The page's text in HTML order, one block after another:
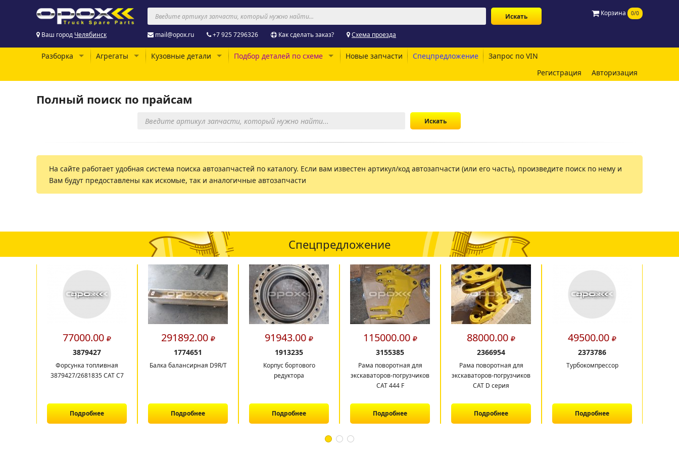
Корзина 0/0
Ваш город Челябинск mail@opox.ru +7 925 7296326 Как сделать заказ? Схема проезда
Разборка Агрегаты Кузовные детали Подбор деталей по схеме Новые запчасти Спецпредложение
Запрос по VIN
Регистрация
Авторизация
Полный поиск по прайсам
На сайте работает удобная система поиска автозапчастей по каталогу. Если вам известен артикул/код автозапчасти (или его часть), произведите поиск по нему и
Вам будут предоставлены как искомые, так и аналогичные автозапчасти
Спецпредложение
77000.00
3879427
Форсунка топливная
3879427/2681835 CAT C7
Подробнее
291892.00
1774651
Балка балансирная D9R/T
Подробнее
91943.00
1913235
Корпус бортового
редуктора
Подробнее
115000.00
3155385
Рама поворотная для
экскаваторов-погрузчиков
САТ 444 F
Подробнее
88000.00
2366954
Рама поворотная для
экскаваторов-погрузчиков
CAT D серия
Подробнее
49500.00
2373786
Турбокомпрессор
Подробнее